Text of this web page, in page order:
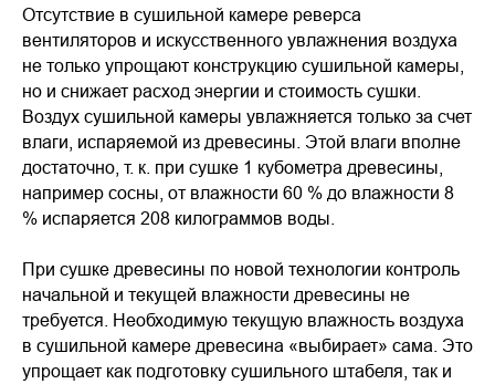
Отсутствие в сушильной камере реверса
вентиляторов и искусственного увлажнения воздуха
не только упрощают конструкцию сушильной камеры,
но и снижает расход энергии и стоимость сушки.
Воздух сушильной камеры увлажняется только за счет
влаги, испаряемой из древесины. Этой влаги вполне
достаточно, т. к. при сушке 1 кубометра древесины,
например сосны, от влажности 60 % до влажности 8
% испаряется 208 килограммов воды.
При сушке древесины по новой технологии контроль
начальной и текущей влажности древесины не
требуется. Необходимую текущую влажность воздуха
в сушильной камере древесина «выбирает» сама. Это
упрощает как подготовку сушильного штабеля, так и